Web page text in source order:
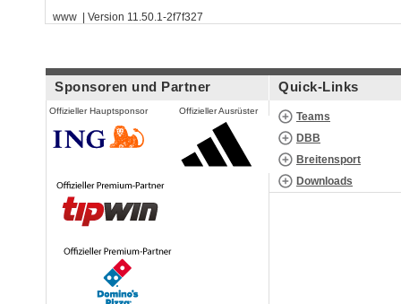
www | Version 11.50.1-2f7f327
Sponsoren und Partner
Offizieller Hauptsponsor Offizieller Ausrüster
Quick-Links
Teams
DBB
Breitensport
Downloads